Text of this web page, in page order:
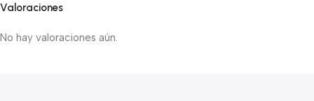
Valoraciones
No hay valoraciones aún.